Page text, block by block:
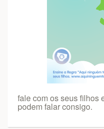
fale com os seus filhos
podem falar consigo.